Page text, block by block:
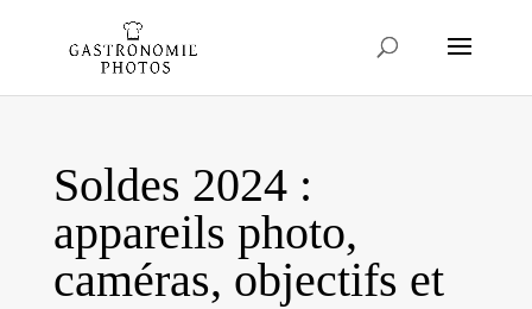
Soldes 2024 :
appareils photo,
caméras, objectifs et